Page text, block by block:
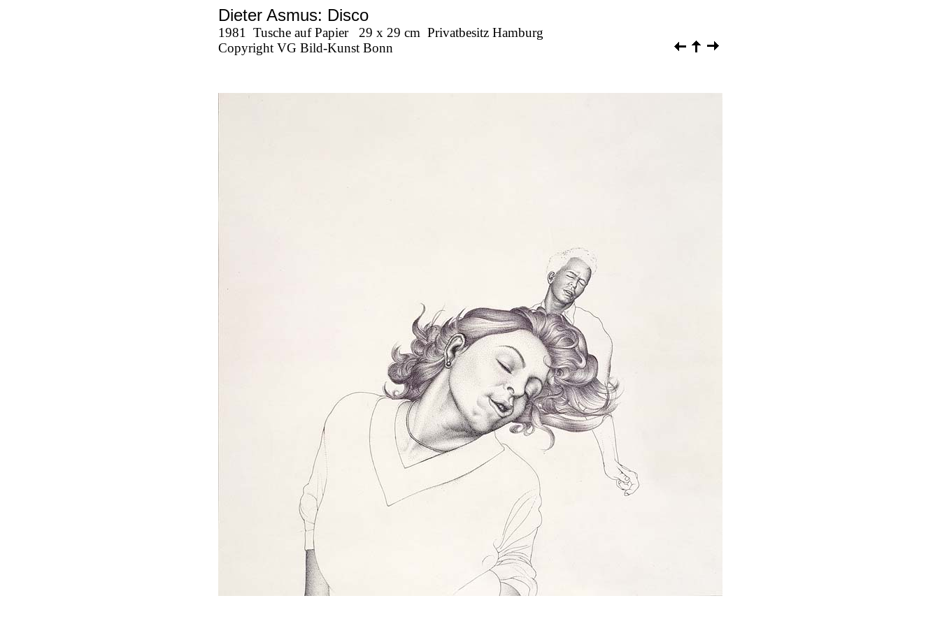
Dieter Asmus: Disco
1981 Tusche auf Papier 29 x 29 cm Privatbesitz Hamburg
Copyright VG Bild-Kunst Bonn